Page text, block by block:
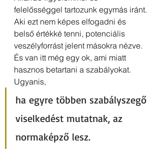
felelősséggel tartozunk egymás iránt.
Aki ezt nem képes elfogadni és
belső értékké tenni, potenciális
veszélyforrást jelent másokra nézve.
És van itt még egy ok, ami miatt
hasznos betartani a szabályokat.
Ugyanis,
ha egyre többen szabályszegő
viselkedést mutatnak, az
normaképző lesz.